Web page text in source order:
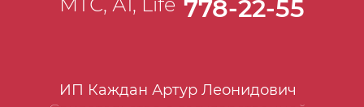
ИП Каждан Артур Леонидович
778-22-55